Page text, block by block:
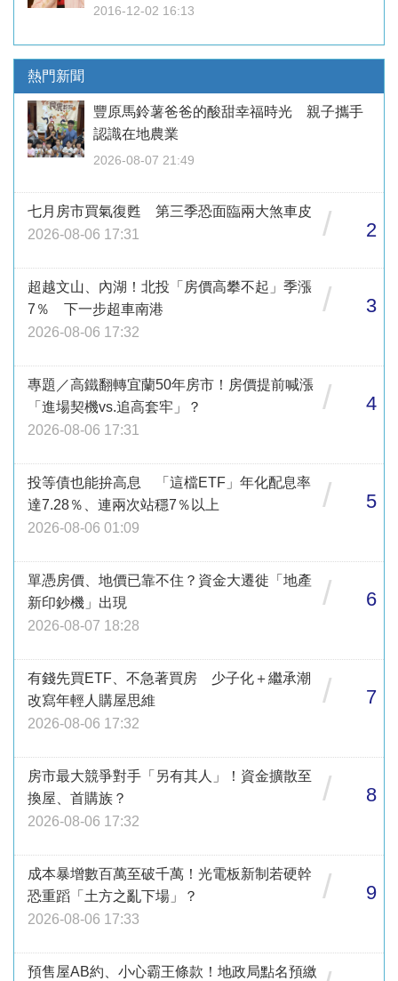
2016-12-02 16:13
熱門新聞
豐原馬鈴薯爸爸的酸甜幸福時光 親子攜手
認識在地農業
2026-08-07 21:49
七月房市買氣復甦 第三季恐面臨兩大煞車皮
2026-08-06 17:31
/ 2
超越文山、內湖！北投「房價高攀不起」季漲
7％ 下一步超車南港
2026-08-06 17:32
/ 3
專題／高鐵翻轉宜蘭50年房市！房價提前喊漲
「進場契機vs.追高套牢」？
2026-08-06 17:31
/ 4
投等債也能拚高息 「這檔ETF」年化配息率
達7.28％、連兩次站穩7％以上
2026-08-06 01:09
/ 5
單憑房價、地價已靠不住？資金大遷徙「地產
新印鈔機」出現
2026-08-07 18:28
/ 6
有錢先買ETF、不急著買房 少子化＋繼承潮
改寫年輕人購屋思維
2026-08-06 17:32
/ 7
房市最大競爭對手「另有其人」！資金擴散至
換屋、首購族？
2026-08-06 17:32
/ 8
成本暴增數百萬至破千萬！光電板新制若硬幹
恐重蹈「土方之亂下場」？
2026-08-06 17:33
/ 9
預售屋AB約、小心霸王條款！地政局點名預繳